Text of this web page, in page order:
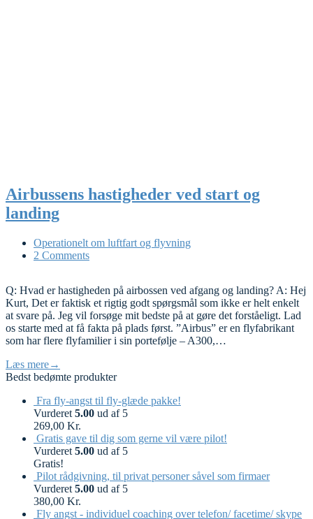
Airbussens hastigheder ved start og
landing
Operationelt om luftfart og flyvning
2 Comments
Q: Hvad er hastigheden på airbossen ved afgang og landing? A: Hej
Kurt, Det er faktisk et rigtig godt spørgsmål som ikke er helt enkelt
at svare på. Jeg vil forsøge mit bedste på at gøre det forståeligt. Lad
os starte med at få fakta på plads først. ”Airbus” er en flyfabrikant
som har flere flyfamilier i sin portefølje – A300,…
Læs mere→
Bedst bedømte produkter
Fra fly-angst til fly-glæde pakke!
Vurderet 5.00 ud af 5
269,00 Kr.
Gratis gave til dig som gerne vil være pilot!
Vurderet 5.00 ud af 5
Gratis!
Pilot rådgivning, til privat personer såvel som firmaer
Vurderet 5.00 ud af 5
380,00 Kr.
Fly angst - individuel coaching over telefon/ facetime/ skype